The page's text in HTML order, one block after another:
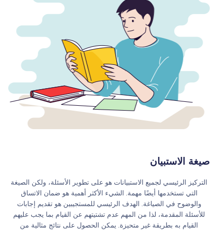
صيغة الاستبيان
التركيز الرئيسي لجميع الاستبيانات هو على تطوير الأسئلة، ولكن الصيغة
التي تستخدمها أيضًا مهمة. الشيء الأكثر أهمية هو ضمان الاتساق
والوضوح في الصياغة. الهدف الرئيسي للمستجيبين هو تقديم إجابات
للأسئلة المقدمة، لذا من المهم عدم تشتيتهم عن القيام بما يجب عليهم
القيام به بطريقة غير متحيزة. يمكن الحصول على نتائج مثالية من